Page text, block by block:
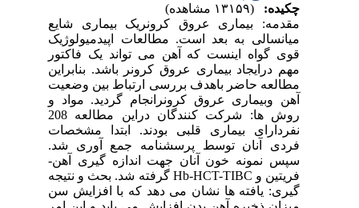
چکیده:
مقدمه: بیماری عروق کرونریک بیماری شایع
میانسالی به بعد است. مطالعات اپیدمیولوژیک
قوی گواه اینست که آهن می تواند یک فاکتور
مهم درایجاد بیماری عروق کرونر باشد. بنابراین
مطالعه حاضر باهدف بررسی ارتباط بین وضعیت
آهن وبیماری عروق کرونرانجام گردید. مواد و
روش ها: شرکت کنندگان دراین مطالعه 208
نفردارای بیماری قلبی بودند. ابتدا مشخصات
فردی آنان توسط پرسشنامه جمع آوری شد.
سپس نمونه خون آنان جهت اندازه گیری آهن-
فریتین و Hb-HCT-TIBC گرفته شد. بحث و نتیجه
گیری: یافته ها نشان می دهد که با افزایش سن